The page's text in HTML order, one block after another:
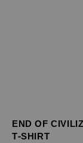
END OF
T-SHIRT